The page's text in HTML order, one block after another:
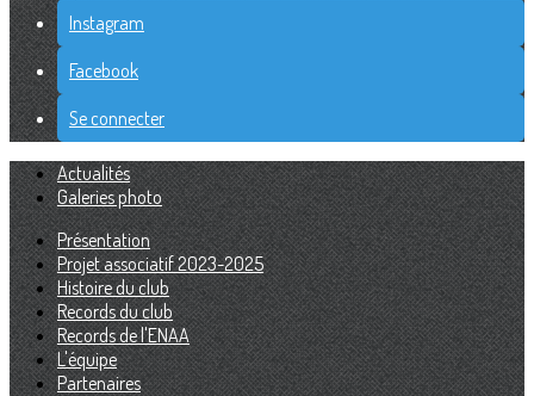
Instagram
Facebook
Se connecter
Actualités
Galeries photo
Présentation
Projet associatif 2023-2025
Histoire du club
Records du club
Records de l'ENAA
L'équipe
Partenaires